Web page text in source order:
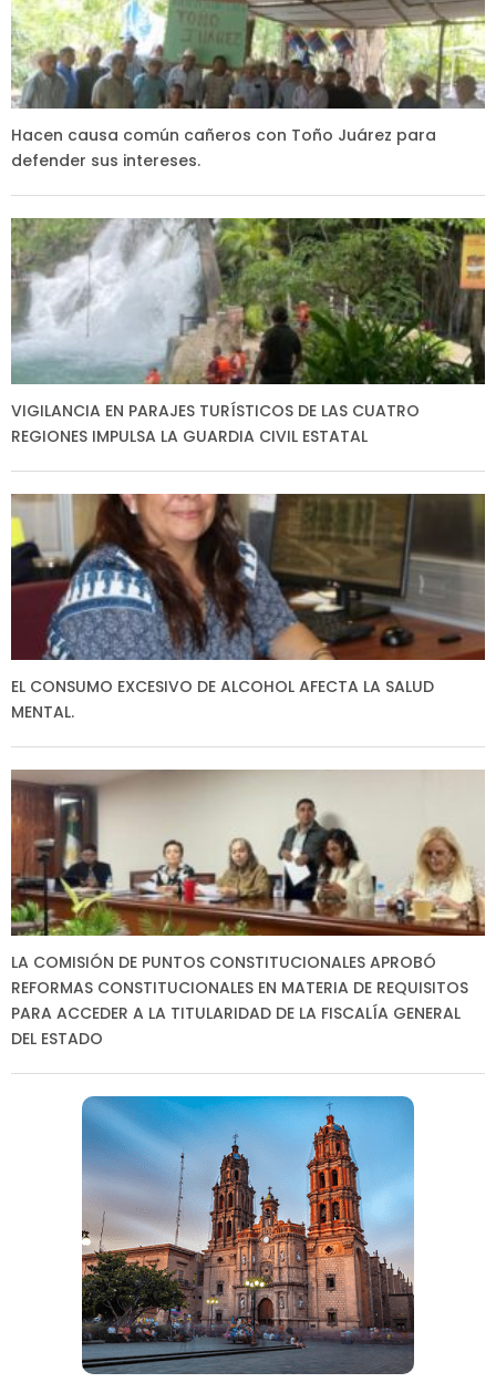
Hacen causa común cañeros con Toño Juárez para
defender sus intereses.
VIGILANCIA EN PARAJES TURÍSTICOS DE LAS CUATRO
REGIONES IMPULSA LA GUARDIA CIVIL ESTATAL
EL CONSUMO EXCESIVO DE ALCOHOL AFECTA LA SALUD
MENTAL.
LA COMISIÓN DE PUNTOS CONSTITUCIONALES APROBÓ
REFORMAS CONSTITUCIONALES EN MATERIA DE REQUISITOS
PARA ACCEDER A LA TITULARIDAD DE LA FISCALÍA GENERAL
DEL ESTADO